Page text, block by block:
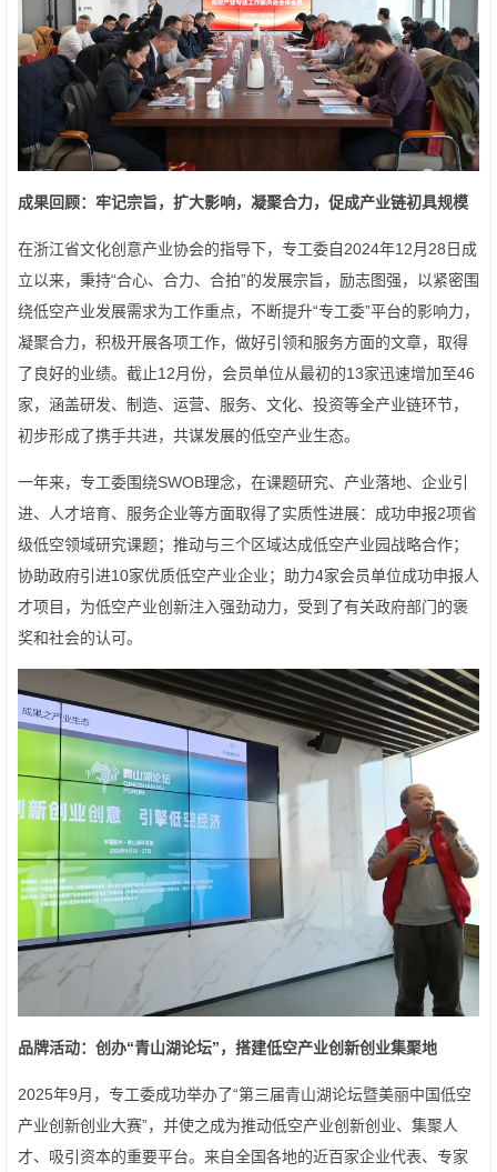
成果回顾： 牢记宗旨，扩大影响，凝聚合力，促成产业链初具规模
在浙江省文化创意产业协会的指导下，专工委自2024年12月28日成
立以来，秉持“合心、合力、合拍”的发展宗旨，励志图强，以紧密围
绕低空产业发展需求为工作重点，不断提升“专工委”平台的影响力，
凝聚合力，积极开展各项工作，做好引领和服务方面的文章，取得
了良好的业绩。截止12月份，会员单位从最初的13家迅速增加至46
家，涵盖研发、制造、运营、服务、文化、投资等全产业链环节，
初步形成了携手共进，共谋发展的低空产业生态。
一年来，专工委围绕SWOB理念，在课题研究、产业落地、企业引
进、人才培育、服务企业等方面取得了实质性进展：成功申报2项省
级低空领域研究课题；推动与三个区域达成低空产业园战略合作；
协助政府引进10家优质低空产业企业；助力4家会员单位成功申报人
才项目，为低空产业创新注入强劲动力，受到了有关政府部门的褒
奖和社会的认可。
品牌活动： 创办“青山湖论坛”，搭建低空产业创新创业集聚地
2025年9月，专工委成功举办了“第三届青山湖论坛暨美丽中国低空
产业创新创业大赛”，并使之成为推动低空产业创新创业、集聚人
才、吸引资本的重要平台。来自全国各地的近百家企业代表、专家